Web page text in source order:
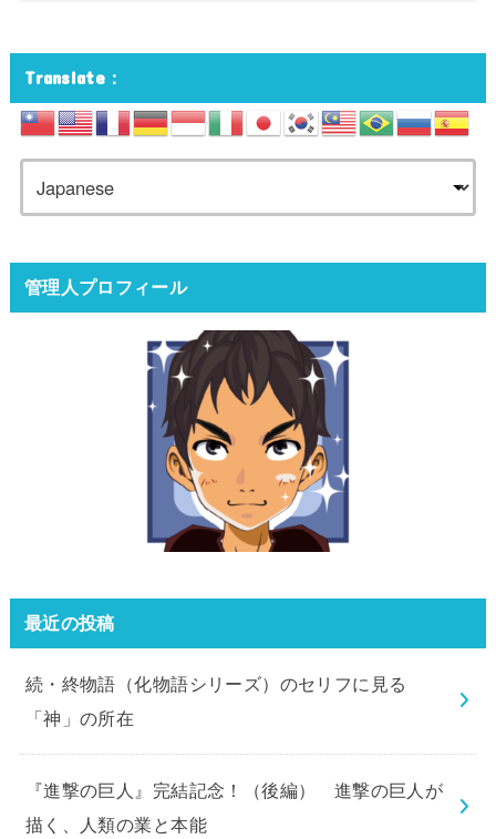
Translate：
管理人プロフィール
最近の投稿
続・終物語（化物語シリーズ）のセリフに見る
「神」の所在
『進撃の巨人』完結記念！（後編） 進撃の巨人が
描く、人類の業と本能